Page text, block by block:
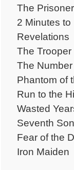
The Prisoner
2 Minutes to
Revelations
The Trooper
The
Phantom of
Run to the
Wasted
Seventh
Fear of the
Iron Maiden